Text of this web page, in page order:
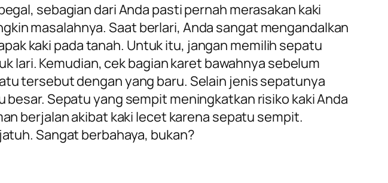
sebagian dari Anda pasti pernah merasakan kaki
masalahnya. Saat berlari, Anda sangat mengandalkan
kaki pada tanah. Untuk itu, jangan memilih sepatu
lari. Kemudian, cek bagian karet bawahnya sebelum
tersebut dengan yang baru. Selain jenis sepatunya
Sepatu yang sempit meningkatkan risiko kaki Anda
berjalan akibat kaki lecet karena sepatu sempit.
Sangat berbahaya, bukan?